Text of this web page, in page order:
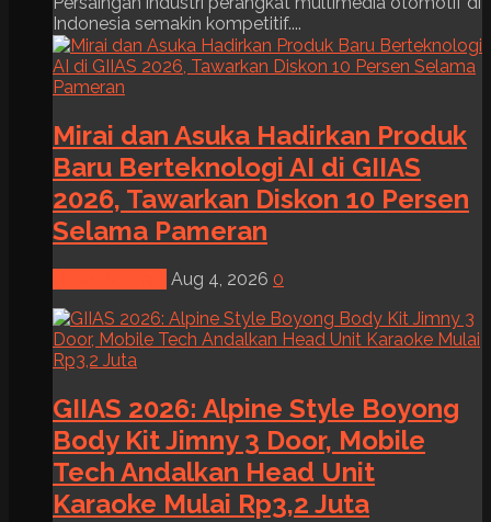
Indonesia semakin kompetitif....
Mirai dan Asuka Hadirkan Produk
Baru Berteknologi AI di GIIAS
2026, Tawarkan Diskon 10 Persen
Selama Pameran
Aug 4, 2026 0
GIIAS 2026: Alpine Style Boyong
Body Kit Jimny 3 Door, Mobile
Tech Andalkan Head Unit
Karaoke Mulai Rp3,2 Juta